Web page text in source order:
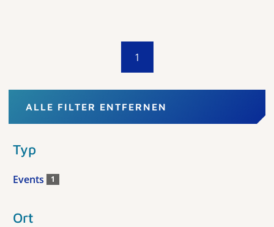
1
ALLE FILTER ENTFERNEN
Typ
Events 1
Ort